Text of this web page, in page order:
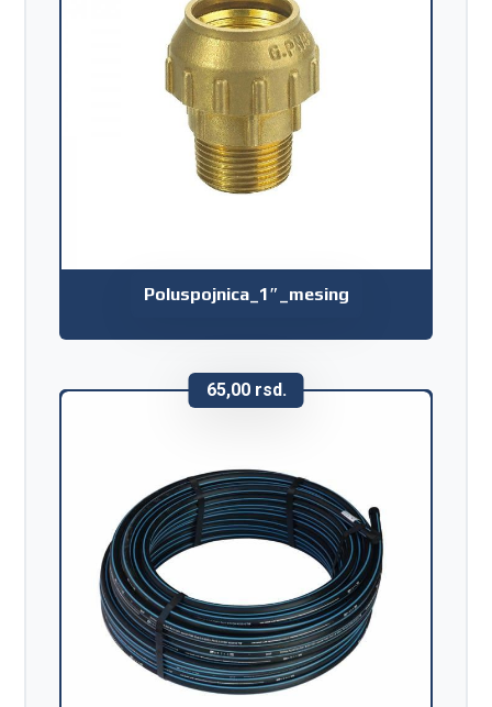
Poluspojnica_1″_mesing
65,00 rsd.